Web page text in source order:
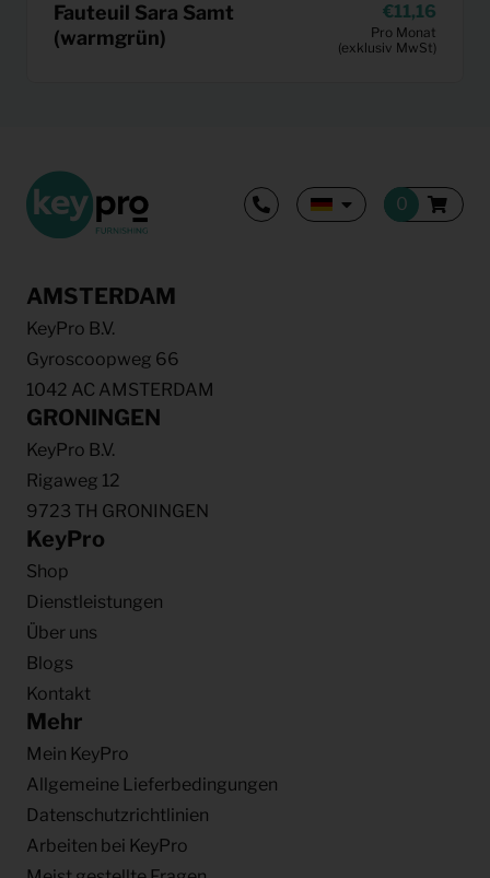
Fauteuil Sara Samt
(warmgrün)
11,16
Pro Monat
(exklusiv MwSt)
AMSTERDAM
KeyPro B.V.
Gyroscoopweg 66
1042 AC AMSTERDAM
GRONINGEN
KeyPro B.V.
Rigaweg 12
9723 TH GRONINGEN
KeyPro
Shop
Dienstleistungen
Über uns
Blogs
Kontakt
Mehr
Mein KeyPro
Allgemeine Lieferbedingungen
Datenschutzrichtlinien
Arbeiten bei KeyPro